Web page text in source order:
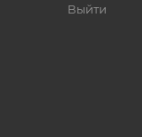
Выйти